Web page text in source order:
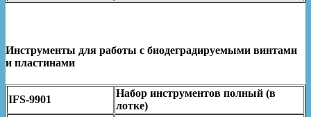
Инструменты для работы с биодеградируемыми винтами
и пластинами
IFS-9901
Набор инструментов полный (в
лотке)